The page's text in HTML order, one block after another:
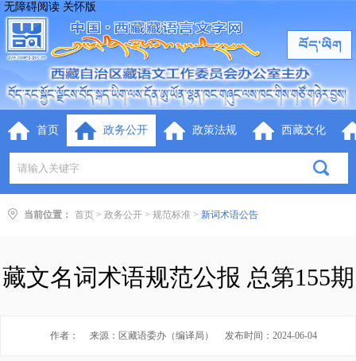
无障碍阅读 关怀版
首页 政务公开 政策法规 西藏文化
当前位置： 首页 > 政务公开 > 规范标准 > 新词术语公告
藏文名词术语规范公报 总第155期
作者： 来源：区藏语委办（编译局） 发布时间：2024-06-04